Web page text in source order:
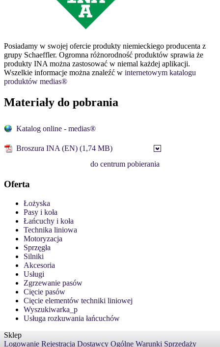
Posiadamy w swojej ofercie produkty niemieckiego producenta z
grupy Schaeffler. Ogromna różnorodność produktów sprawia że
produkty INA można zastosować w niemal każdej aplikacji.
Wszelkie informacje można znaleźć w internetowym katalogu
produktów medias®
Materiały do pobrania
Katalog online - medias®
Broszura INA (EN) (1,74 MB)
do centrum pobierania
Oferta
Łożyska
Pasy i koła
Łańcuchy i koła
Technika liniowa
Motoryzacja
Sprzęgła
Silniki
Akcesoria
Usługi
Zgrzewanie pasów
Cięcie pasów
Cięcie elementów techniki liniowej
Wyszukiwarka_p
Usługa rozkuwania łańcuchów
Sklep
Logowanie Rejestracja Dostawcy Ogólne Warunki Sprzedaży